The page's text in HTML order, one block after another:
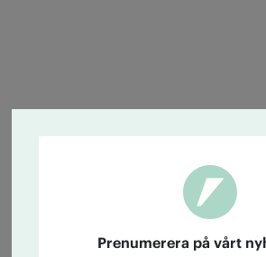
Prenumerera på vårt